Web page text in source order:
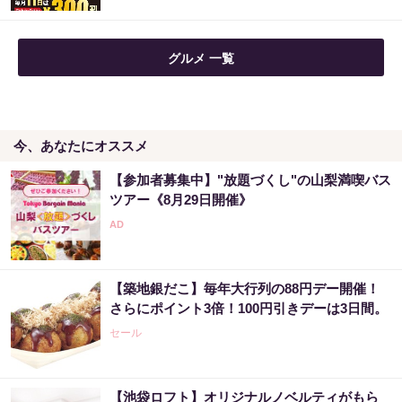
【昭和43年以前生まれはロト６この数字を買
うべき】6つの数字が「完全一致」する方...
「2027年の宝くじ当選者は〇〇です」占い師
が暴露
PR（合同会社デジタルファーム ）
PR（合同会社デジタルファーム ）
グルメ 一覧
今、あなたにオススメ
【参加者募集中】"放題づくし"の山梨満喫バス
ツアー《8月29日開催》
【築地銀だこ】毎年大行列の88円デー開催！
さらにポイント3倍！100円引きデーは3日間。
セール
【池袋ロフト】オリジナルノベルティがもら